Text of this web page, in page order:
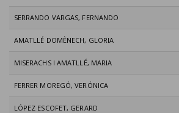
SERRANDO VARGAS, FERNANDO
AMATLLÉ DOMÈNECH, GLORIA
MISERACHS I AMATLLÉ, MARIA
FERRER MOREGÓ, VERÓNICA
LÓPEZ ESCOFET, GERARD